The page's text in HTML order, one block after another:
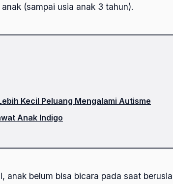
(sampai usia anak 3 tahun).
Kecil Peluang Mengalami Autisme
Anak Indigo
anak belum bisa bicara pada saat